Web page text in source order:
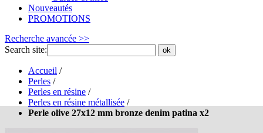
Nouveautés
PROMOTIONS
Recherche avancée >>
Search site:
ok
Accueil /
Perles /
Perles en résine /
Perles en résine métallisée /
Perle olive 27x12 mm bronze denim patina x2